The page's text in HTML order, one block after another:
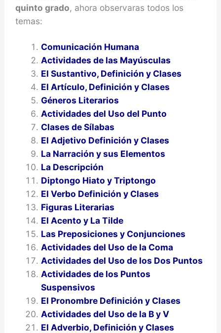
quinto grado, ahora observaras todos los
temas:
Comunicación Humana
Actividades de las Mayúsculas
El Sustantivo, Definición y Clases
El Artículo, Definición y Clases
Géneros Literarios
Actividades del Uso del Punto
Clases de Sílabas
El Adjetivo Definición y Clases
La Narración y sus Elementos
La Descripción
Diptongo Hiato y Triptongo
El Verbo Definición y Clases
Figuras Literarias
El Acento y La Tilde
Las Preposiciones y Conjunciones
Actividades del Uso de la Coma
Actividades del Uso de los Dos Puntos
Actividades de los Puntos
Suspensivos
El Pronombre Definición y Clases
Actividades del Uso de la B y V
El Adverbio, Definición y Clases